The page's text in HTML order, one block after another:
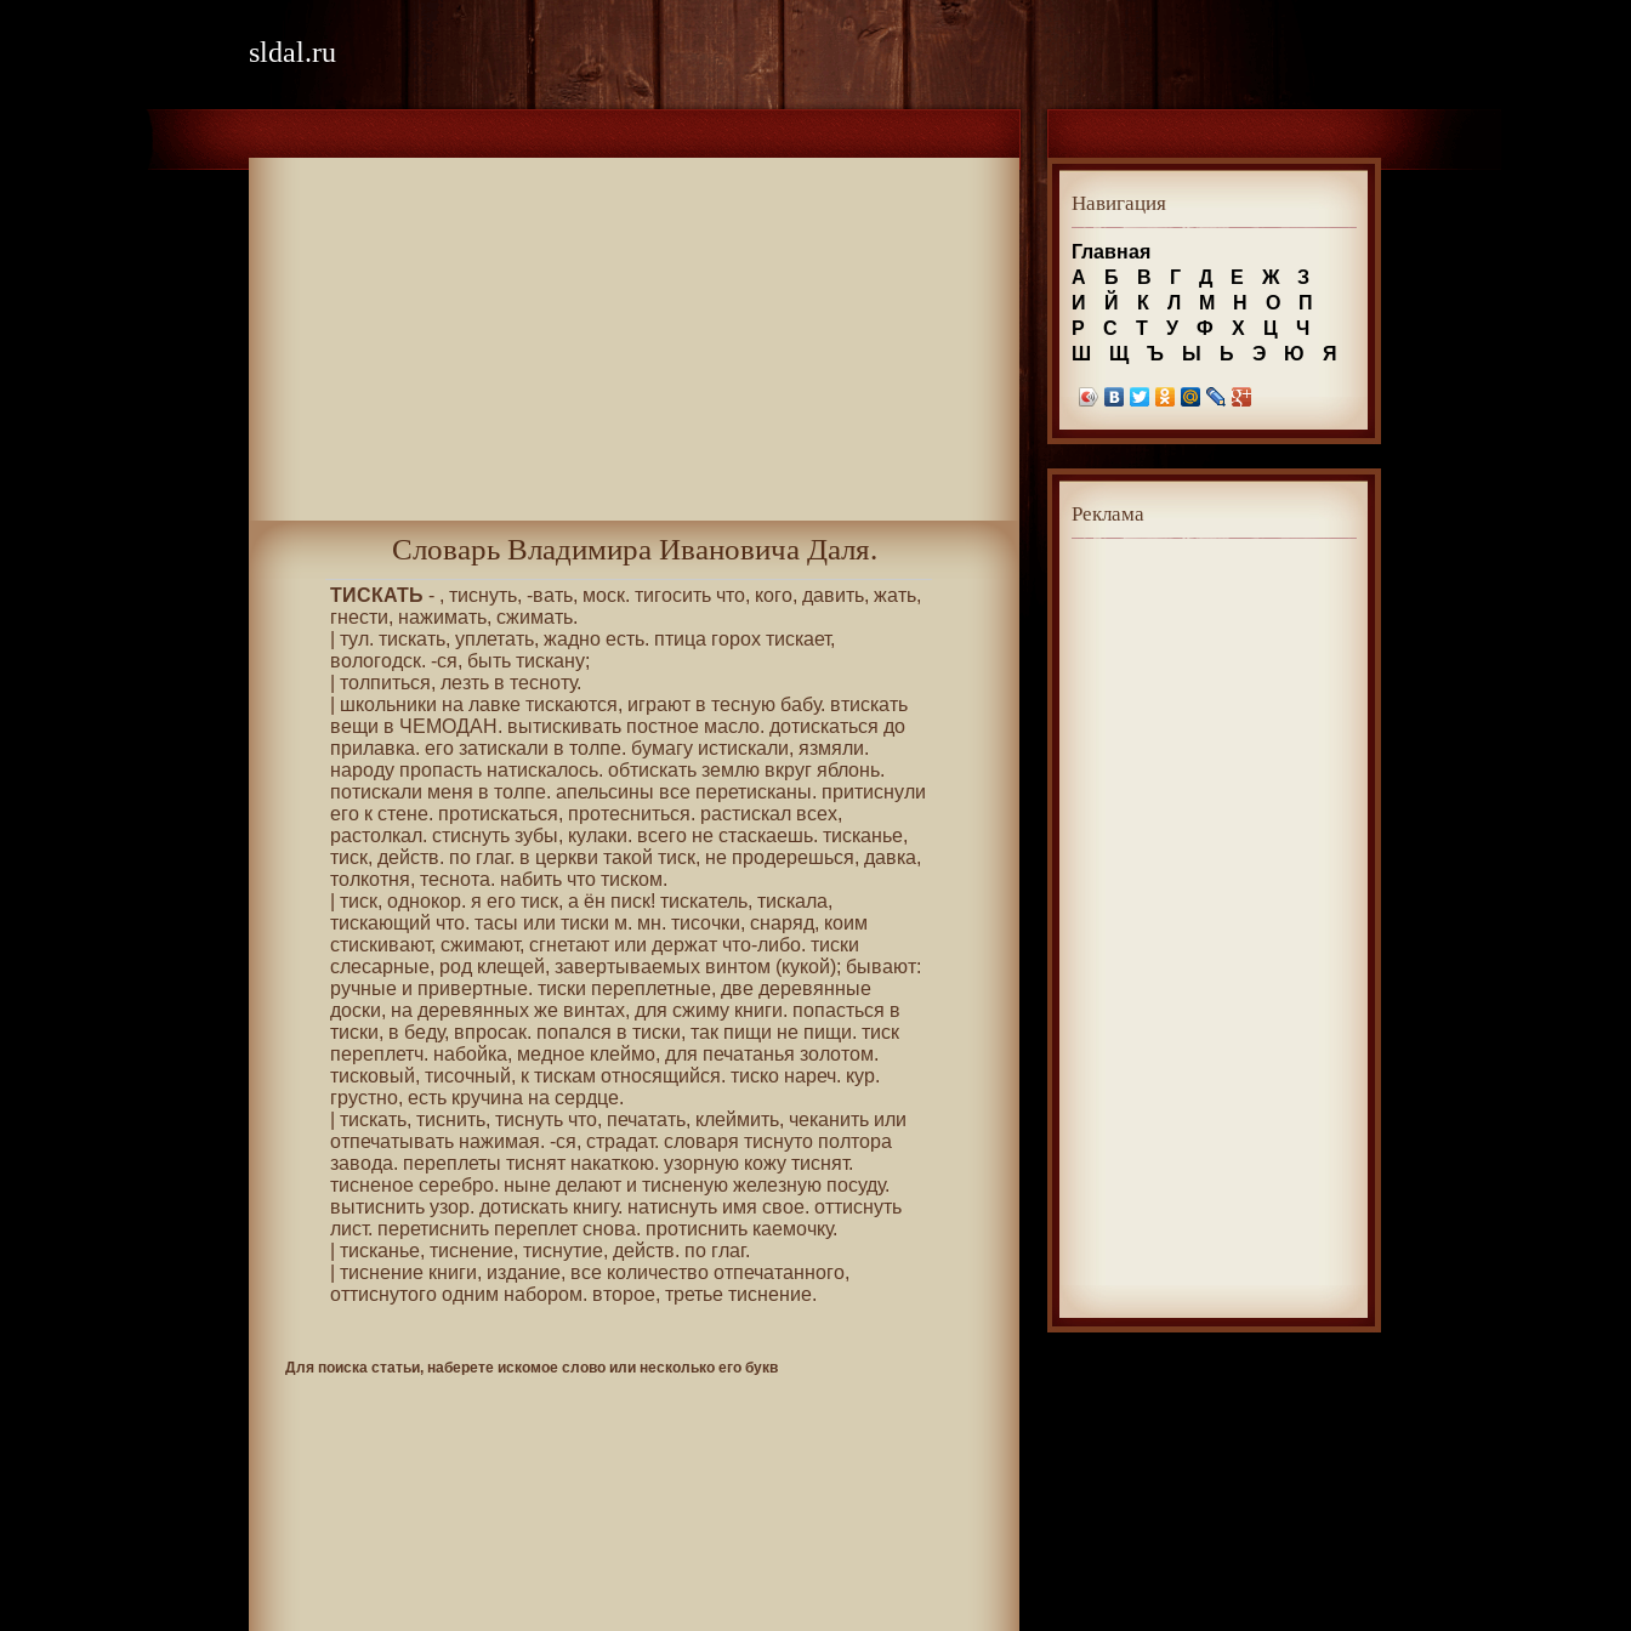
sldal.ru
Словарь Владимира Ивановича Даля.
ТИСКАТЬ - , тиснуть, -вать, моск. тигосить что, кого, давить, жать,
гнести, нажимать, сжимать.
| тул. тискать, уплетать, жадно есть. птица горох тискает,
вологодск. -ся, быть тискану;
| толпиться, лезть в тесноту.
| школьники на лавке тискаются, играют в тесную бабу. втискать
вещи в ЧЕМОДАН. вытискивать постное масло. дотискаться до
прилавка. его затискали в толпе. бумагу истискали, язмяли.
народу пропасть натискалось. обтискать землю вкруг яблонь.
потискали меня в толпе. апельсины все перетисканы. притиснули
его к стене. протискаться, протесниться. растискал всех,
растолкал. стиснуть зубы, кулаки. всего не стаскаешь. тисканье,
тиск, действ. по глаг. в церкви такой тиск, не продерешься, давка,
толкотня, теснота. набить что тиском.
| тиск, однокор. я его тиск, а ён писк! тискатель, тискала,
тискающий что. тасы или тиски м. мн. тисочки, снаряд, коим
стискивают, сжимают, сгнетают или держат что-либо. тиски
слесарные, род клещей, завертываемых винтом (кукой); бывают:
ручные и привертные. тиски переплетные, две деревянные
доски, на деревянных же винтах, для сжиму книги. попасться в
тиски, в беду, впросак. попался в тиски, так пищи не пищи. тиск
переплетч. набойка, медное клеймо, для печатанья золотом.
тисковый, тисочный, к тискам относящийся. тиско нареч. кур.
грустно, есть кручина на сердце.
| тискать, тиснить, тиснуть что, печатать, клеймить, чеканить или
отпечатывать нажимая. -ся, страдат. словаря тиснуто полтора
завода. переплеты тиснят накаткою. узорную кожу тиснят.
тисненое серебро. ныне делают и тисненую железную посуду.
вытиснить узор. дотискать книгу. натиснуть имя свое. оттиснуть
лист. перетиснить переплет снова. протиснить каемочку.
| тисканье, тиснение, тиснутие, действ. по глаг.
| тиснение книги, издание, все количество отпечатанного,
оттиснутого одним набором. второе, третье тиснение.
Для поиска статьи, наберете искомое слово или несколько его букв
Навигация
Главная
А
Б В Г Д Е Ж
З
И
Й К Л М Н О
П
Р
С Т У Ф Х Ц
Ч
Ш
Щ Ъ Ы Ь Э Ю Я
Реклама